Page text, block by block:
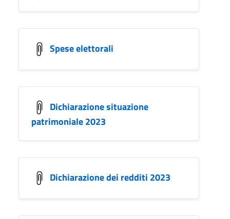
Spese elettorali
Dichiarazione situazione
patrimoniale 2023
Dichiarazione dei redditi 2023